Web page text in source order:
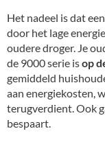
Het nadeel is dat
door het lage
oudere droger. Je
de 9000 serie isop
gemiddeld
aan energiekosten,
terugverdient. Ook
bespaart.